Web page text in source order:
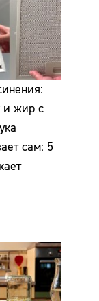
и жир с
сам: 5